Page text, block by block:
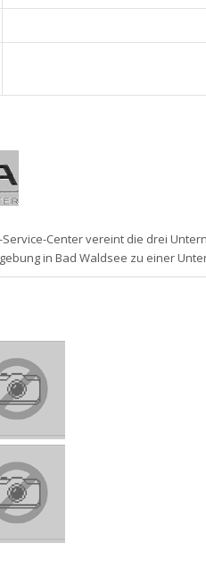
Center vereint die drei
in Bad Waldsee zu einer